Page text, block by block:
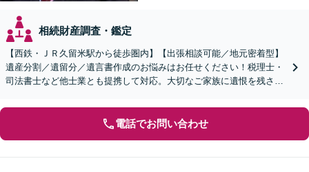
相続財産調査・鑑定
【西鉄・ＪＲ久留米駅から徒歩圏内】【出張相談可能／地元密着型】
遺産分割／遺留分／遺言書作成のお悩みはお任せください！税理士・
司法書士など他士業とも提携して対応。大切なご家族に遺恨を残さな
電話でお問い合わせ